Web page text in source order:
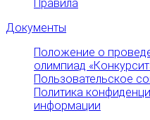
Правила
Документы
Положение о
олимпиад
Пользовательское
Политика
информации